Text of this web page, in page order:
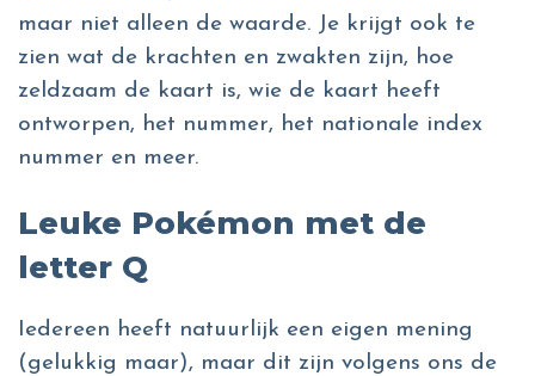
maar niet alleen de waarde. Je krijgt ook te
zien wat de krachten en zwakten zijn, hoe
zeldzaam de kaart is, wie de kaart heeft
ontworpen, het nummer, het nationale index
nummer en meer.
Leuke Pokémon met de
letter Q
Iedereen heeft natuurlijk een eigen mening
(gelukkig maar), maar dit zijn volgens ons de